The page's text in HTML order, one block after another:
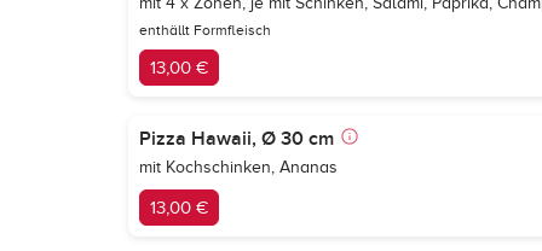
enthällt Formfleisch
13,00 €
Pizza Hawaii, Ø 30 cm
mit Kochschinken, Ananas
13,00 €